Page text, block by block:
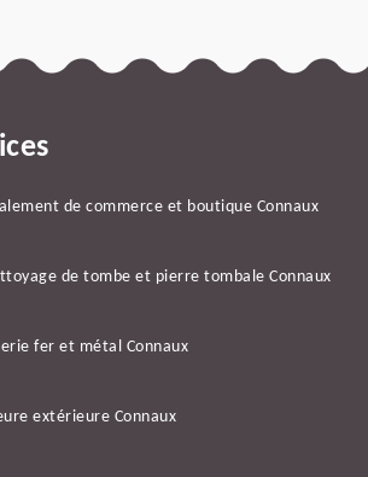
de commerce et boutique Connaux
de tombe et pierre tombale Connaux
fer et métal Connaux
extérieure Connaux